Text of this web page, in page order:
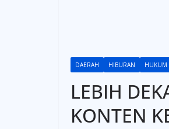
DAERAH HIBURAN HUKUM
LEBIH
KONTEN